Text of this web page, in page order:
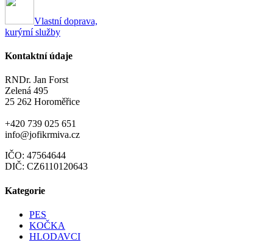
Vlastní doprava,
kurýrní služby
Kontaktní údaje
RNDr. Jan Forst
Zelená 495
25 262 Horoměřice
+420 739 025 651
info@jofikrmiva.cz
IČO: 47564644
DIČ: CZ6110120643
Kategorie
PES
KOČKA
HLODAVCI